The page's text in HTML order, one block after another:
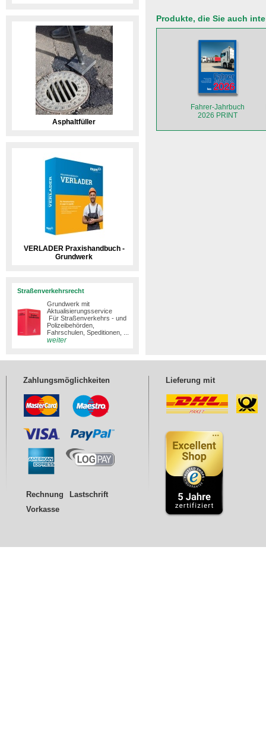
Asphaltfüller
VERLADER Praxishandbuch -
Grundwerk
Straßenverkehrsrecht
Grundwerk mit
Aktualisierungsservice
Für Straßenverkehrs - und
Polizeibehörden,
Fahrschulen, Speditionen, ...
weiter
Produkte, die Sie auch
Fahrer-Jahrbuch
2026 PRINT
Zahlungsmöglichkeiten
Rechnung
Lastschrift
Vorkasse
Lieferung mit